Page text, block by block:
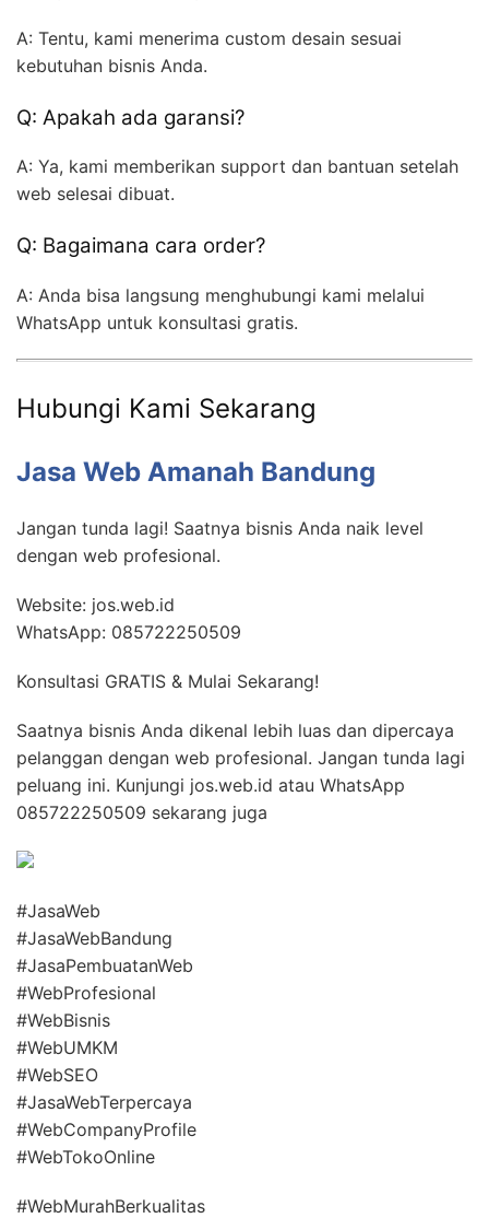
A: Tentu, kami menerima custom desain sesuai
kebutuhan bisnis Anda.
Q: Apakah ada garansi?
A: Ya, kami memberikan support dan bantuan setelah
web selesai dibuat.
Q: Bagaimana cara order?
A: Anda bisa langsung menghubungi kami melalui
WhatsApp untuk konsultasi gratis.
Hubungi Kami Sekarang
Jasa Web Amanah Bandung
Jangan tunda lagi! Saatnya bisnis Anda naik level
dengan web profesional.
Website: jos.web.id
WhatsApp: 085722250509
Konsultasi GRATIS & Mulai Sekarang!
Saatnya bisnis Anda dikenal lebih luas dan dipercaya
pelanggan dengan web profesional. Jangan tunda lagi
peluang ini. Kunjungi jos.web.id atau WhatsApp
085722250509 sekarang juga
#JasaWeb
#JasaWebBandung
#JasaPembuatanWeb
#WebProfesional
#WebBisnis
#WebUMKM
#WebSEO
#JasaWebTerpercaya
#WebCompanyProfile
#WebTokoOnline
#WebMurahBerkualitas